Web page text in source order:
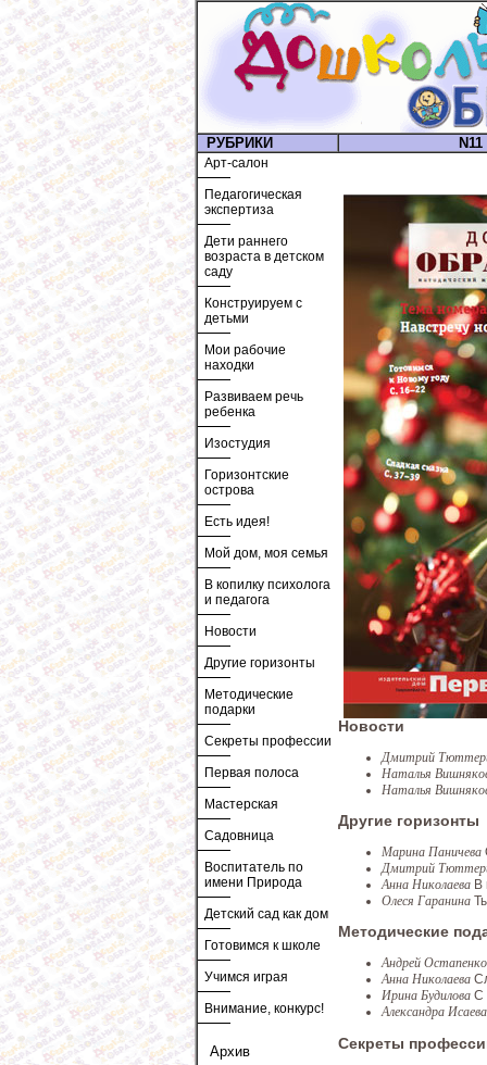
РУБРИКИ
Арт-салон
Педагогическая
экспертиза
Дети раннего
возраста в детском
саду
Конструируем с
детьми
Мои рабочие
находки
Развиваем речь
ребенка
Изостудия
Горизонтские
острова
Есть идея!
Мой дом, моя семья
В копилку психолога
и педагога
Новости
Другие горизонты
Методические
подарки
Секреты профессии
Первая полоса
Мастерская
Садовница
Воспитатель по
имени Природа
Детский сад как дом
Готовимся к школе
Учимся играя
Внимание, конкурс!
Архив
Новости
Дмитрий
Наталья
Наталья
Другие горизонты
Марина Паничева
Дмитрий
Анна Николаева В
Олеся Гаранина
Методические
Андрей
Анна Николаева
Ирина Будилова С
Александра
Секреты